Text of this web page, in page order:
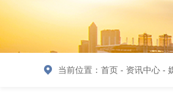
当前位置： 首页 - 资讯中心 -